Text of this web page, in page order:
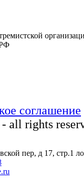
соглашение
all rights
пер, д 17, стр.1